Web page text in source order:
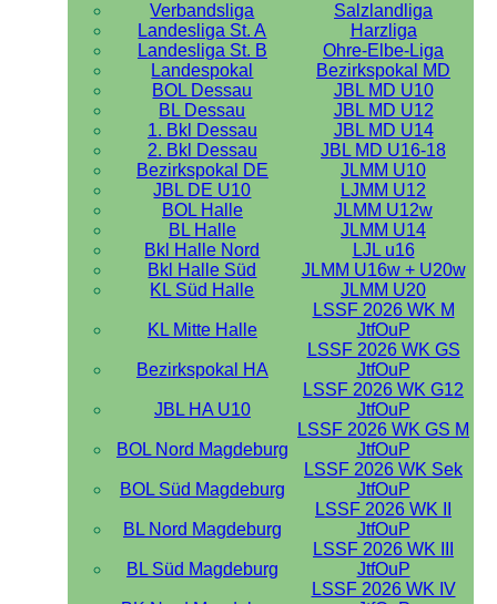
Verbandsliga
Salzlandliga
Landesliga St. A
Harzliga
Landesliga St. B
Ohre-Elbe-Liga
Landespokal
Bezirkspokal MD
BOL Dessau
JBL MD U10
BL Dessau
JBL MD U12
1. Bkl Dessau
JBL MD U14
2. Bkl Dessau
JBL MD U16-18
Bezirkspokal DE
JLMM U10
JBL DE U10
LJMM U12
BOL Halle
JLMM U12w
BL Halle
JLMM U14
Bkl Halle Nord
LJL u16
Bkl Halle Süd
JLMM U16w + U20w
KL Süd Halle
JLMM U20
KL Mitte Halle
LSSF 2026 WK M
JtfOuP
Bezirkspokal HA
LSSF 2026 WK GS
JtfOuP
JBL HA U10
LSSF 2026 WK G12
JtfOuP
BOL Nord Magdeburg
LSSF 2026 WK GS M
JtfOuP
BOL Süd Magdeburg
LSSF 2026 WK Sek
JtfOuP
BL Nord Magdeburg
LSSF 2026 WK II
JtfOuP
BL Süd Magdeburg
LSSF 2026 WK III
JtfOuP
LSSF 2026 WK IV